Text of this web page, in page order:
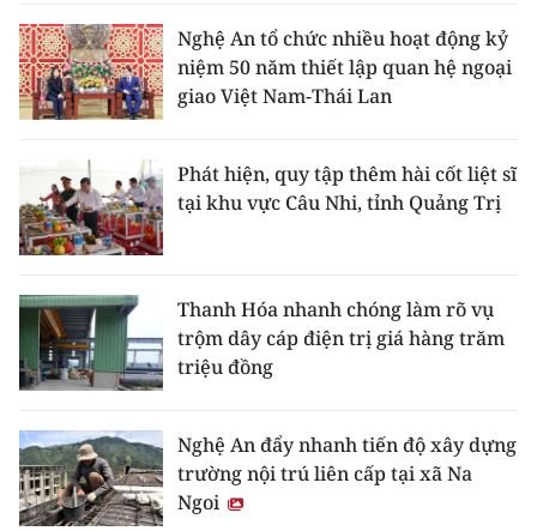
Nghệ An tổ chức nhiều hoạt động kỷ
niệm 50 năm thiết lập quan hệ ngoại
giao Việt Nam-Thái Lan
Phát hiện, quy tập thêm hài cốt liệt sĩ
tại khu vực Câu Nhi, tỉnh Quảng Trị
Thanh Hóa nhanh chóng làm rõ vụ
trộm dây cáp điện trị giá hàng trăm
triệu đồng
Nghệ An đẩy nhanh tiến độ xây dựng
trường nội trú liên cấp tại xã Na
Ngoi